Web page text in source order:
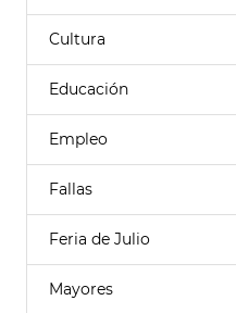
Cultura
Educación
Empleo
Fallas
Feria de Julio
Mayores